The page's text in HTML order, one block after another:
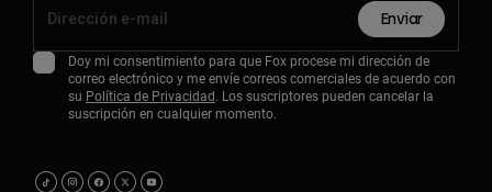
Enviar
Doy mi consentimiento para que Fox procese mi dirección de
correo electrónico y me envíe correos comerciales de acuerdo con
su Política de Privacidad. Los suscriptores pueden cancelar la
suscripción en cualquier momento.